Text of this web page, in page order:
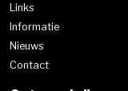
Links
Informatie
Nieuws
Contact